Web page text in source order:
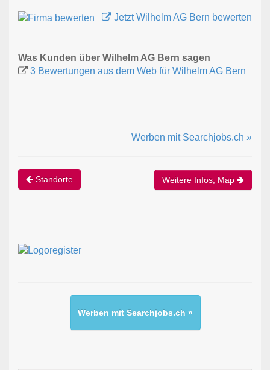
Jetzt Wilhelm AG Bern bewerten
Was Kunden über Wilhelm AG Bern sagen
3 Bewertungen aus dem Web für Wilhelm AG Bern
Werben mit Searchjobs.ch »
Standorte Weitere Infos, Map
Werben mit Searchjobs.ch »